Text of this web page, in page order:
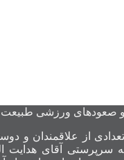
و صعودهای ورزشی
در ابتدای دهه ۶۰ تعدادی از
سرپرستی آقای هدایت